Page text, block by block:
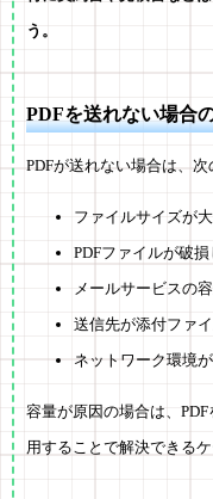
う。
PDFを送れない場合
PDFが送れない場合は、
ファイルサイズが
PDFファイルが破
メールサービスの
送信先が添付ファ
ネットワーク環境
容量が原因の場合は、
用することで解決できる